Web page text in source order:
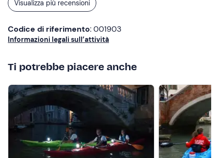
Visualizza più recensioni
Codice di riferimento: 001903
Informazioni legali sull’attività
Ti potrebbe piacere anche